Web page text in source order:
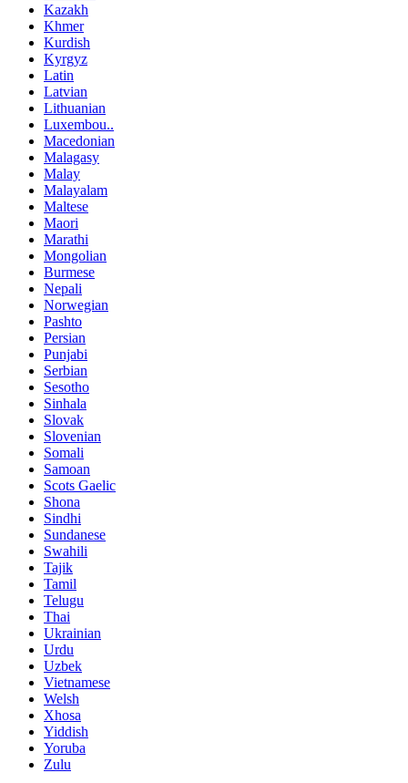
Kazakh
Khmer
Kurdish
Kyrgyz
Latin
Latvian
Lithuanian
Luxembou..
Macedonian
Malagasy
Malay
Malayalam
Maltese
Maori
Marathi
Mongolian
Burmese
Nepali
Norwegian
Pashto
Persian
Punjabi
Serbian
Sesotho
Sinhala
Slovak
Slovenian
Somali
Samoan
Scots Gaelic
Shona
Sindhi
Sundanese
Swahili
Tajik
Tamil
Telugu
Thai
Ukrainian
Urdu
Uzbek
Vietnamese
Welsh
Xhosa
Yiddish
Yoruba
Zulu